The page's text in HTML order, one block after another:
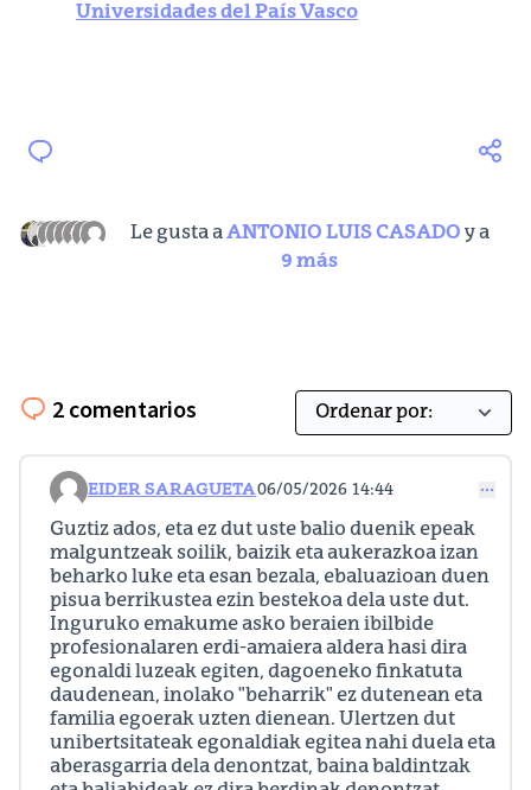
Universidades del País Vasco
Le gusta aANTONIO LUIS CASADO y a
9 más
2 comentarios
Comentario 93
EIDER SARAGUETA06/05/2026 14:44
Guztiz ados, eta ez dut uste balio duenik epeak
malguntzeak soilik, baizik eta aukerazkoa izan
beharko luke eta esan bezala, ebaluazioan duen
pisua berrikustea ezin bestekoa dela uste dut.
Inguruko emakume asko beraien ibilbide
profesionalaren erdi-amaiera aldera hasi dira
egonaldi luzeak egiten, dagoeneko finkatuta
daudenean, inolako "beharrik" ez dutenean eta
familia egoerak uzten dienean. Ulertzen dut
unibertsitateak egonaldiak egitea nahi duela eta
aberasgarria dela denontzat, baina baldintzak